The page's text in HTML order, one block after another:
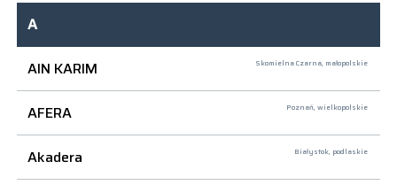
A
AIN KARIM
Skomielna Czarna, małopolskie
AFERA Poznań, wielkopolskie
Akadera Białystok, podlaskie